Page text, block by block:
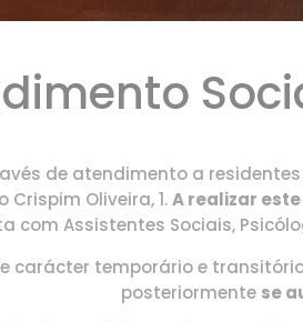
de atendimento a residentes
Oliveira, 1.A realizar
com Assistentes Sociais,
carácter temporário e
posteriormente se